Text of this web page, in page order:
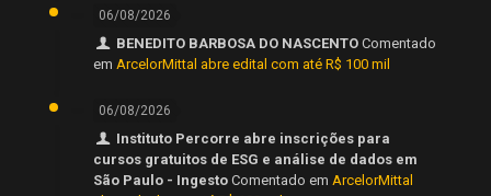
06/08/2026
BENEDITO BARBOSA DO NASCENTO Comentado
em ArcelorMittal abre edital com até R$ 100 mil
06/08/2026
Instituto Percorre abre inscrições para
cursos gratuitos de ESG e análise de dados em
São Paulo - Ingesto Comentado em ArcelorMittal